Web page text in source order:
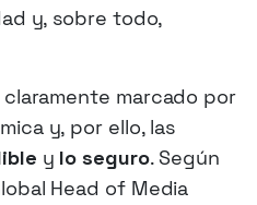
y, sobre todo,
marcado por
y, por ello, las
y lo seguro. Según
Head of Media